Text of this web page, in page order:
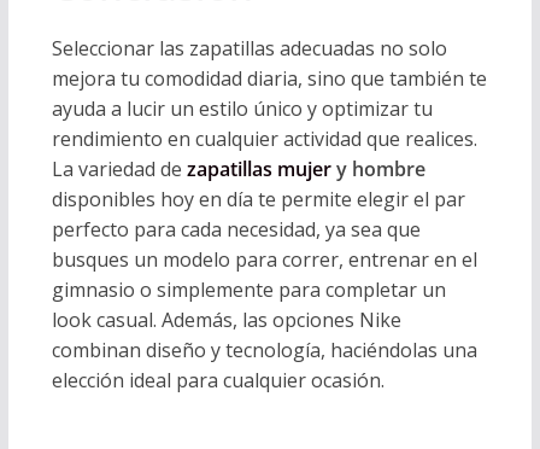
Seleccionar las zapatillas adecuadas no solo
mejora tu comodidad diaria, sino que también te
ayuda a lucir un estilo único y optimizar tu
rendimiento en cualquier actividad que realices.
La variedad de zapatillas mujery hombre
disponibles hoy en día te permite elegir el par
perfecto para cada necesidad, ya sea que
busques un modelo para correr, entrenar en el
gimnasio o simplemente para completar un
look casual. Además, las opciones Nike
combinan diseño y tecnología, haciéndolas una
elección ideal para cualquier ocasión.